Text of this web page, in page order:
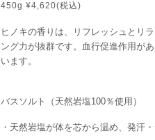
450g ¥4,620(税込)
ヒノキの香りは、リフレッシュとリ
ング力が抜群です。血行促進作用が
います。
バスソルト（天然岩塩100％使用）
・天然岩塩が体を芯から温め、発汗